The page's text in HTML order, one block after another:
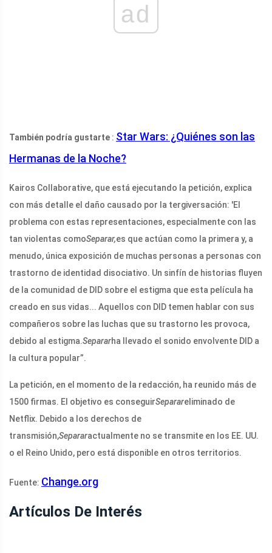
ad
También podría gustarte : Star Wars: ¿Quiénes son las
Hermanas de la Noche?
Kairos Collaborative, que está ejecutando la petición, explica
con más detalle el daño causado por la tergiversación: 'El
problema con estas representaciones, especialmente con las
tan violentas comoSeparar,es que actúan como la primera y, a
menudo, única exposición de muchas personas a personas con
trastorno de identidad disociativo. Un sinfín de historias fluyen
de la comunidad de DID sobre el estigma que esta película ha
creado en sus vidas... Aquellos con DID temen hablar con sus
compañeros sobre las luchas que su trastorno les provoca,
debido al estigma.Separarha llevado el sonido envolvente DID a
la cultura popular”.
La petición, en el momento de la redacción, ha reunido más de
1500 firmas. El objetivo es conseguirSeparareliminado de
Netflix. Debido a los derechos de
transmisión,Separaractualmente no se transmite en los EE. UU.
o el Reino Unido, pero está disponible en otros territorios.
Fuente: Change.org
Artículos De Interés